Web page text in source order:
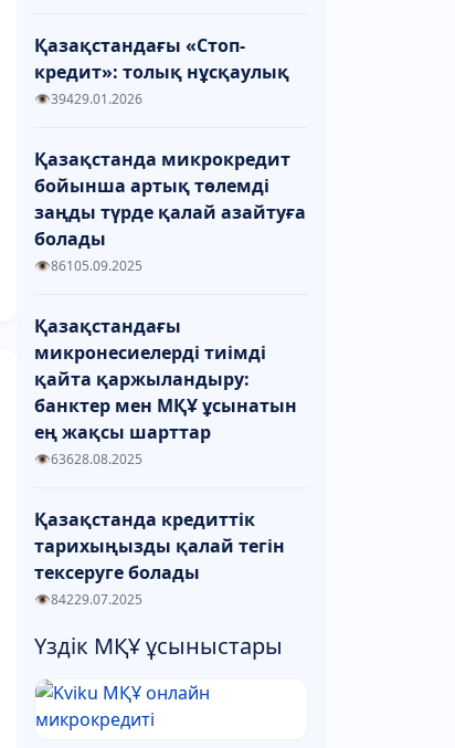
Қазақстандағы «Стоп-
кредит»: толық нұсқаулық
39429.01.2026
Қазақстанда микрокредит
бойынша артық төлемді
заңды түрде қалай азайтуға
болады
86105.09.2025
Қазақстандағы
микронесиелерді тиімді
қайта қаржыландыру:
банктер мен МҚҰ ұсынатын
ең жақсы шарттар
63628.08.2025
Қазақстанда кредиттік
тарихыңызды қалай тегін
тексеруге болады
84229.07.2025
Үздік МҚҰ ұсыныстары